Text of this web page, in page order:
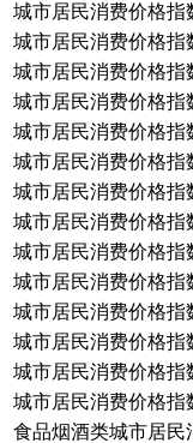
城市居民消费价格指
城市居民消费价格指
城市居民消费价格指
城市居民消费价格指
城市居民消费价格指
城市居民消费价格指
城市居民消费价格指
城市居民消费价格指
城市居民消费价格指
城市居民消费价格指
城市居民消费价格指
城市居民消费价格指
城市居民消费价格指
城市居民消费价格指
食品烟酒类城市居民